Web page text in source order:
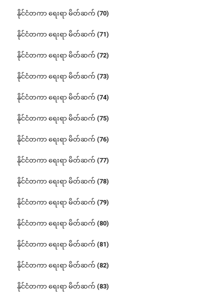
နိုင်ငံတကာ ရေးရာ မိတ်ဆက် (70)
နိုင်ငံတကာ ရေးရာ မိတ်ဆက် (71)
နိုင်ငံတကာ ရေးရာ မိတ်ဆက် (72)
နိုင်ငံတကာ ရေးရာ မိတ်ဆက် (73)
နိုင်ငံတကာ ရေးရာ မိတ်ဆက် (74)
နိုင်ငံတကာ ရေးရာ မိတ်ဆက် (75)
နိုင်ငံတကာ ရေးရာ မိတ်ဆက် (76)
နိုင်ငံတကာ ရေးရာ မိတ်ဆက် (77)
နိုင်ငံတကာ ရေးရာ မိတ်ဆက် (78)
နိုင်ငံတကာ ရေးရာ မိတ်ဆက် (79)
နိုင်ငံတကာ ရေးရာ မိတ်ဆက် (80)
နိုင်ငံတကာ ရေးရာ မိတ်ဆက် (81)
နိုင်ငံတကာ ရေးရာ မိတ်ဆက် (82)
နိုင်ငံတကာ ရေးရာ မိတ်ဆက် (83)